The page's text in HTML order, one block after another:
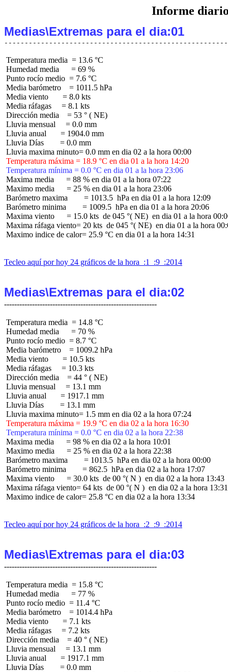
Informe
Medias\Extremas para el dia:01
Temperatura media  = 13.6 °C
Humedad media      = 69 %
Punto rocío medio  = 7.6 °C
Media barómetro    = 1011.5 hPa
Media viento       = 8.0 kts
Media ráfagas     = 8.1 kts
Dirección media    = 53 ° ( NE)
Lluvia mensual     = 0.0 mm
Lluvia anual       = 1904.0 mm
Lluvia Días        = 0.0 mm
Temperatura máxima = 18.9 °C en dia 01 a la hora 14:20
Temperatura mínima = 0.0 °C en dia 01 a la hora 23:06
Maxima media      = 88 % en dia 01 a la hora 07:22
Maximo media      = 25 % en dia 01 a la hora 23:06
Barómetro maxima        = 1013.5  hPa en dia 01 a la hora 12:09
Barómetro minima        = 1009.5  hPa en dia 01 a la hora 20:06
Maxima viento      = 15.0 kts  de 045 °( NE)  en dia 01 a la hora
Maxima ráfaga viento= 20 kts  de 045 °( NE)  en dia 01 a la hora
Maximo indice de calor= 25.9 °C en dia 01 a la hora 14:31
Tecleo aquí por hoy 24 gráficos de la hora  :1  :9  :2014
Medias\Extremas para el dia:02
Temperatura media  = 14.8 °C
Humedad media      = 70 %
Punto rocío medio  = 8.7 °C
Media barómetro    = 1009.2 hPa
Media viento       = 10.5 kts
Media ráfagas     = 10.3 kts
Dirección media    = 44 ° ( NE)
Lluvia mensual     = 13.1 mm
Lluvia anual       = 1917.1 mm
Lluvia Días        = 13.1 mm
Temperatura máxima = 19.9 °C en dia 02 a la hora 16:30
Temperatura mínima = 0.0 °C en dia 02 a la hora 22:38
Maxima media      = 98 % en dia 02 a la hora 10:01
Maximo media      = 25 % en dia 02 a la hora 22:38
Barómetro maxima        = 1013.5  hPa en dia 02 a la hora 00:00
Barómetro minima        = 862.5  hPa en dia 02 a la hora 17:07
Maxima viento      = 30.0 kts  de 00 °( N )  en dia 02 a la hora 13:43
Maxima ráfaga viento= 64 kts  de 00 °( N )  en dia 02 a la hora 13:31
Maximo indice de calor= 25.8 °C en dia 02 a la hora 13:34
Tecleo aquí por hoy 24 gráficos de la hora  :2  :9  :2014
Medias\Extremas para el dia:03
Temperatura media  = 15.8 °C
Humedad media      = 77 %
Punto rocío medio  = 11.4 °C
Media barómetro    = 1014.4 hPa
Media viento       = 7.1 kts
Media ráfagas     = 7.2 kts
Dirección media    = 40 ° ( NE)
Lluvia mensual     = 13.1 mm
Lluvia anual       = 1917.1 mm
Lluvia Días        = 0.0 mm